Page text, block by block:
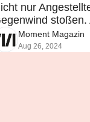
nur
Moment Magazin
Aug 26, 2024